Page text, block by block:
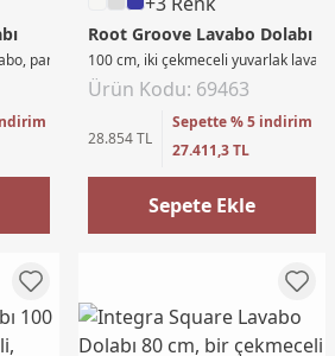
parlak beyaz
Root Groove Lavabo Dolabı
100 cm, iki çekmeceli yuvarlak
Ürün Kodu: 69463
28.854 TL
Sepette % 5 indirim
27.411,3 TL
Sepete Ekle